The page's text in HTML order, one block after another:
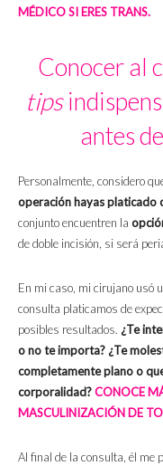
MÉDICO SI ERES TRANS.
Conocer al
tips
antes
Personalmente, considero
operación hayas platicado
conjunto encuentren la
de doble incisión, si será
En mi caso, mi cirujano usó
consulta platicamos de
posibles resultados. ¿Te
o no te importa? ¿Te
completamente plano o
corporalidad?CONOCE
MASCULINIZACIÓN DE
Al final de la consulta, él me